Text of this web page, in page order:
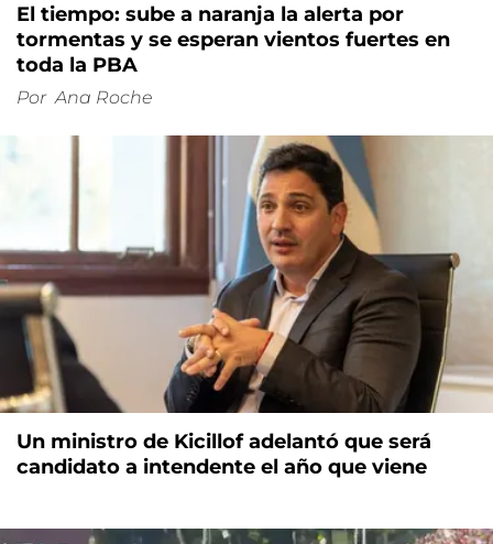
El tiempo: sube a naranja la alerta por
tormentas y se esperan vientos fuertes en
toda la PBA
Por Ana Roche
Un ministro de Kicillof adelantó que será
candidato a intendente el año que viene